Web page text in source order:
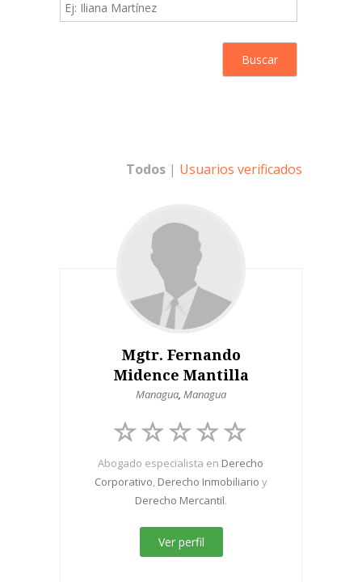
Todos | Usuarios verificados
Mgtr. Fernando
Midence Mantilla
Managua, Managua
Abogado especialista en Derecho
Corporativo, Derecho Inmobiliario y
Derecho Mercantil.
Ver perfil